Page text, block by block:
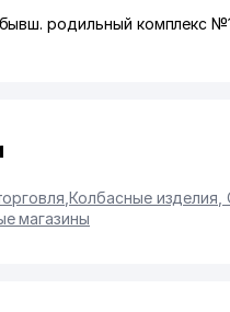
бывш. родильный комплекс
,Колбасные
магазины